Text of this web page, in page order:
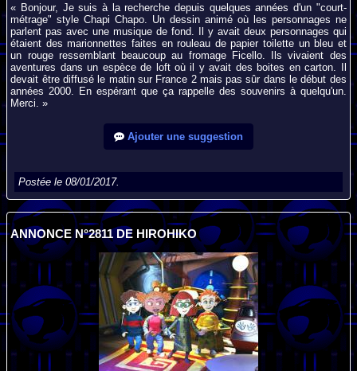
« Bonjour, Je suis à la recherche depuis quelques années d'un "court-
métrage" style Chapi Chapo. Un dessin animé où les personnages ne
parlent pas avec une musique de fond. Il y avait deux personnages qui
étaient des marionnettes faites en rouleau de papier toilette un bleu et
un rouge ressemblant beaucoup au fromage Ficello. Ils vivaient des
aventures dans un espèce de loft où il y avait des boites en carton. Il
devait être diffusé le matin sur France 2 mais pas sûr dans le début des
années 2000. En espérant que ça rappelle des souvenirs à quelqu'un.
Merci. »
Ajouter une suggestion
Postée le 08/01/2017.
ANNONCE N°2811 DE HIROHIKO